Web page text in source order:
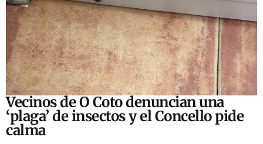
Vecinos de O Coto denuncian una
‘plaga’ de insectos y el Concello pide
calma